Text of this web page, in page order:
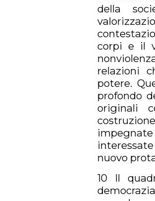
della
corpi e il
relazioni
potere.
profondo
originali
impegnate
nuovo
10 Il